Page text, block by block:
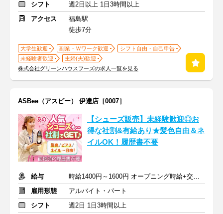
シフト
週2日以上 1日3時間以上
アクセス
福島駅
徒歩7分
大学生歓迎 副業・Ｗワーク歓迎
シフト自由・自己申告
未経験者歓迎
主婦(夫)歓迎
株式会社グリーンハウスフーズの求人一覧を見る
ASBee（アスビー） 伊達店［0007］
【シューズ販売】未経験歓迎◎お
得な社割&有給あり★髪色自由＆ネ
イルOK！履歴書不要
給与
時給1400円～1600円 オープニング時給+交通費
雇用形態
アルバイト・パート
シフト
週2日 1日3時間以上